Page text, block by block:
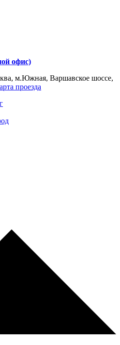
офис)
м.Южная, Варшавское шоссе,
проезда